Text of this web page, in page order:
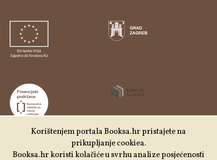
Udruga Kulturtreger je korisnik institucionalne podrške
Korištenjem portala Booksa.hr pristajete na
prikupljanje cookiea.
Booksa.hr koristi kolačiće u svrhu analize posjećenosti